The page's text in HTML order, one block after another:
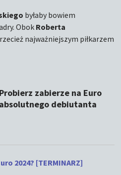
byłaby bowiem
Obok Roberta
najważniejszym piłkarzem
Probierz zabierze na Euro
absolutnego debiutanta
2024? [TERMINARZ]